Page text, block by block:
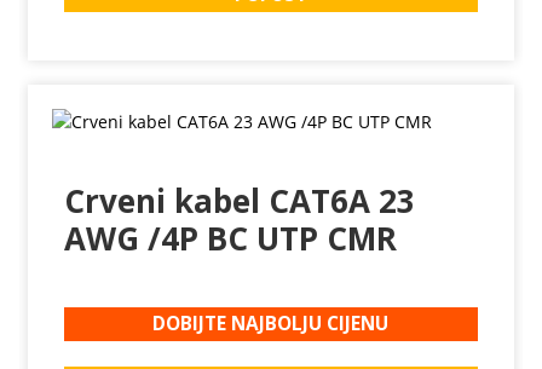
Crveni kabel CAT6A 23
AWG /4P BC UTP CMR
DOBIJTE NAJBOLJU CIJENU